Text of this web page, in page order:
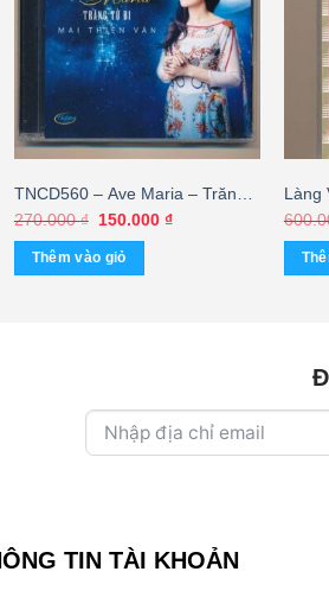
TNCD560 – Ave Maria – Trăng
Từ Bi – Mai Thiên Vân (KHÔNG
BÌA GỐC)
270.000₫ Giá
là:
270.000 ₫.
150.000 ₫Giá
Thêm vào giỏ
Làng
Mùa
TIN TÀI KHOẢN